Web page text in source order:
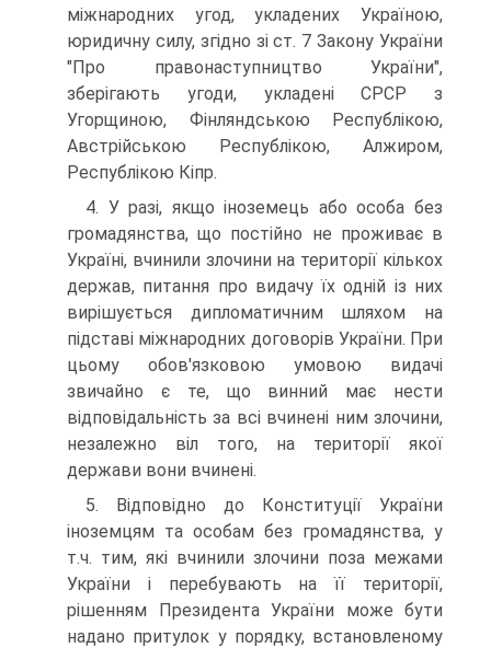
міжнародних угод, укладених Україною,
юридичну силу, згідно зі ст. 7 Закону України
"Про правонаступництво України",
зберігають угоди, укладені СРСР з
Угорщиною, Фінляндською Республікою,
Австрійською Республікою, Алжиром,
Республікою Кіпр.
4. У разі, якщо іноземець або особа без
громадянства, що постійно не проживає в
Україні, вчинили злочини на території кількох
держав, питання про видачу їх одній із них
вирішується дипломатичним шляхом на
підставі міжнародних договорів України. При
цьому обов'язковою умовою видачі
звичайно є те, що винний має нести
відповідальність за всі вчинені ним злочини,
незалежно віл того, на території якої
держави вони вчинені.
5. Відповідно до Конституції України
іноземцям та особам без громадянства, у
т.ч. тим, які вчинили злочини поза межами
України і перебувають на її території,
рішенням Президента України може бути
надано притулок у порядку, встановленому